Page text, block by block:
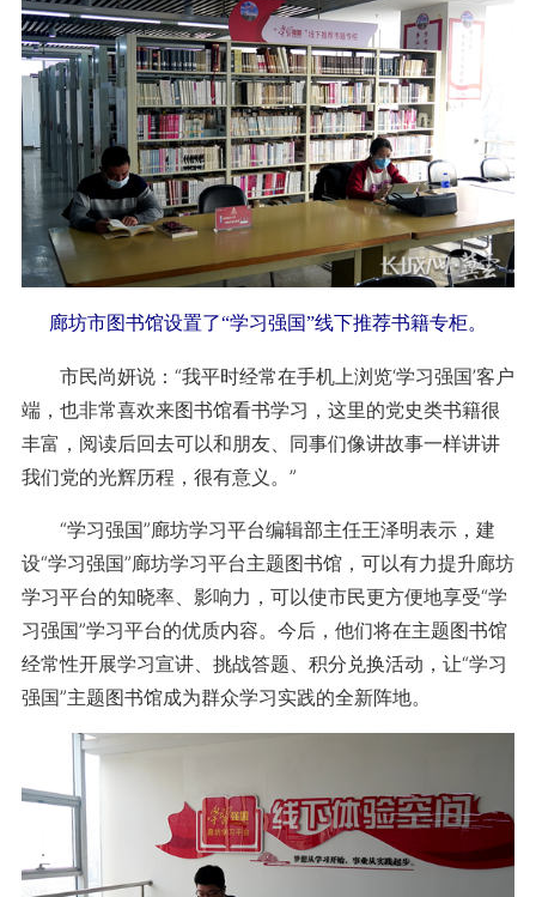
廊坊市图书馆设置了“学习强国”线下推荐书籍专柜。
市民尚妍说：“我平时经常在手机上浏览‘学习强国’客户
端，也非常喜欢来图书馆看书学习，这里的党史类书籍很
丰富，阅读后回去可以和朋友、同事们像讲故事一样讲讲
我们党的光辉历程，很有意义。”
“学习强国”廊坊学习平台编辑部主任王泽明表示，建
设“学习强国”廊坊学习平台主题图书馆，可以有力提升廊坊
学习平台的知晓率、影响力，可以使市民更方便地享受“学
习强国”学习平台的优质内容。今后，他们将在主题图书馆
经常性开展学习宣讲、挑战答题、积分兑换活动，让“学习
强国”主题图书馆成为群众学习实践的全新阵地。